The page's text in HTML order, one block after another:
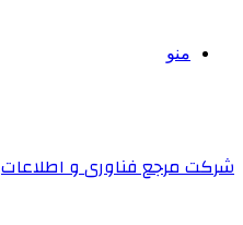
منو
شرکت مرجع فناوری و اطلاعات